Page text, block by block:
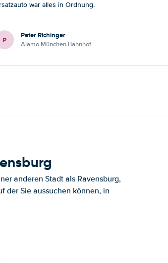
war alles in Ordnung.
P Peter Richinger
Alamo München Bahnhof
anderen Stadt als Ravensburg,
der Sie aussuchen können, in